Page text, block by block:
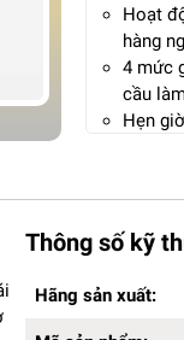
Hoạt
hàng
4 mức
cầu
Hẹn
LED
Bảo
Hãng sản xuất:
Mã sản phẩm:
Thông số kỹ
Hãng sản xuất: